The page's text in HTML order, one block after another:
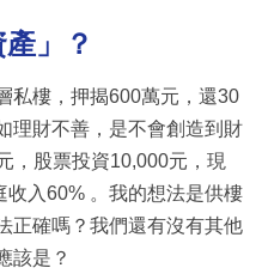
」？
私樓，押揭600萬元，還30
理財不善，是不會創造到財
，股票投資10,000元，現
入60% 。我的想法是供樓
正確嗎？我們還有沒有其他
該是？